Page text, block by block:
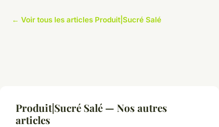
← Voir tous les articles Produit|Sucré Salé
Produit|Sucré Salé — Nos autres
articles